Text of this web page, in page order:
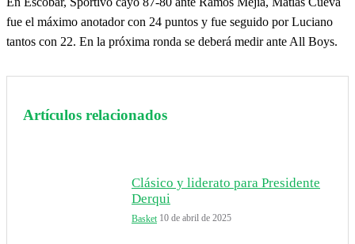
fue el máximo anotador con 24 puntos y fue seguido por Luciano
tantos con 22. En la próxima ronda se deberá medir ante All Boys.
Artículos relacionados
Clásico y liderato para Presidente
Derqui
Basket 10 de abril de 2025